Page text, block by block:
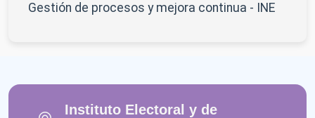
Gestión de procesos y mejora continua - INE
Instituto Electoral y de